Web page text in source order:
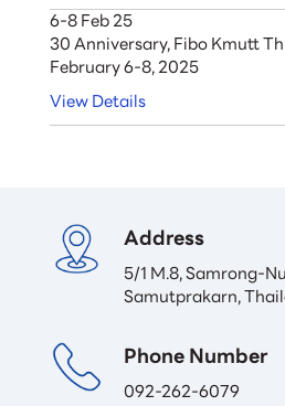
6-8 Feb 25
30 Anniversary, Fibo Kmutt
February 6-8, 2025
View Details
Address
5/1 M.8, Samrong-
Samutprakarn,
Phone Number
092-262-6079